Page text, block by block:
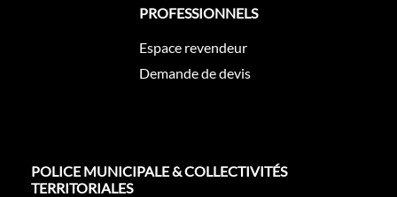
PROFESSIONNELS
Espace revendeur
Demande de devis
POLICE MUNICIPALE & COLLECTIVITÉS
TERRITORIALES